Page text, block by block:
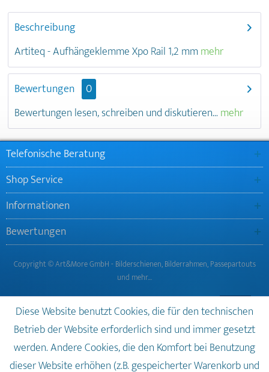
Beschreibung
Artiteq - Aufhängeklemme Xpo Rail 1,2 mmmehr
Bewertungen
0
Bewertungen lesen, schreiben und diskutieren... mehr
Telefonische Beratung
Shop Service
Informationen
Bewertungen
Copyright © Art&More GmbH - Bilderschienen, Bilderrahmen, Passepartouts
und mehr…
Diese Website benutzt Cookies, die für den technischen
Betrieb der Website erforderlich sind und immer gesetzt
werden. Andere Cookies, die den Komfort bei Benutzung
dieser Website erhöhen (z.B. gespeicherter Warenkorb und